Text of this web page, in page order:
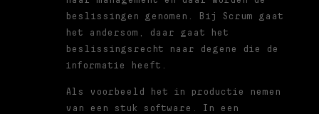
beslissingen genomen. Bij Scrum gaat
het andersom, daar gaat het
beslissingsrecht naar degene die de
informatie heeft.
Als voorbeeld het in productie nemen
van een stuk software. In een